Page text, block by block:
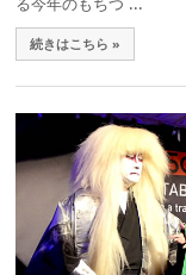
続きはこちら »